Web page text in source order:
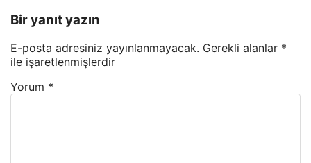
Bir yanıt yazın
E-posta adresiniz yayınlanmayacak. Gerekli alanlar *
ile işaretlenmişlerdir
Yorum *